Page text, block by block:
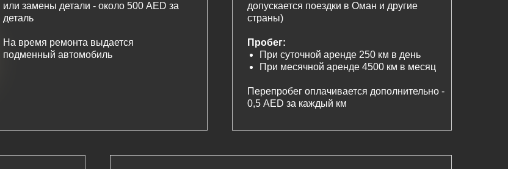
допускается поездки в Оман и другие
страны)
Пробег:
При суточной аренде 250 км в день
При месячной аренде 4500 км в месяц
Перепробег оплачивается дополнительно -
0,5 AED за каждый км
или замены детали - около 500 AED за
деталь
На время ремонта выдается
подменный автомобиль